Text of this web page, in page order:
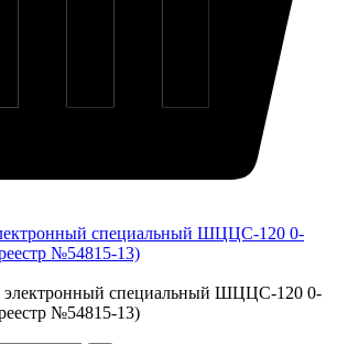
специальный ШЦЦС-120 0-
№54815-13)